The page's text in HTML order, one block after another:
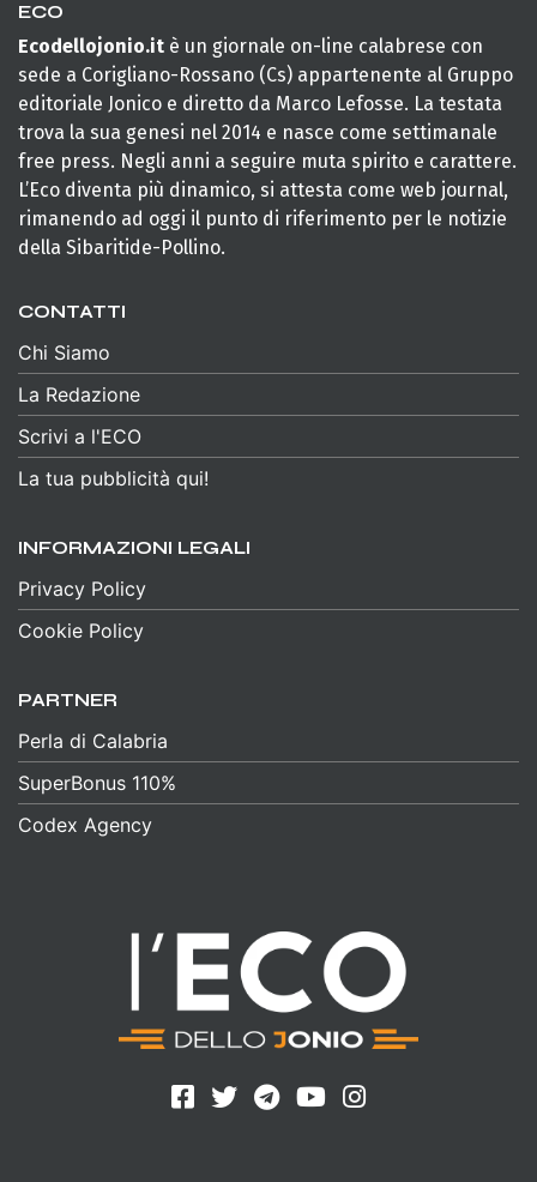
ECO
Ecodellojonio.it è un giornale on-line calabrese con
sede a Corigliano-Rossano (Cs) appartenente al Gruppo
editoriale Jonico e diretto da Marco Lefosse. La testata
trova la sua genesi nel 2014 e nasce come settimanale
free press. Negli anni a seguire muta spirito e carattere.
L’Eco diventa più dinamico, si attesta come web journal,
rimanendo ad oggi il punto di riferimento per le notizie
della Sibaritide-Pollino.
CONTATTI
Chi Siamo
La Redazione
Scrivi a l'ECO
La tua pubblicità qui!
INFORMAZIONI LEGALI
Privacy Policy
Cookie Policy
PARTNER
Perla di Calabria
SuperBonus 110%
Codex Agency